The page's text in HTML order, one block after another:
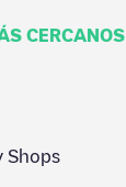
CERCANOS
Shops